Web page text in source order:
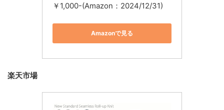
￥1,000-(Amazon：2024/12/31)
Amazonで見る
楽天市場